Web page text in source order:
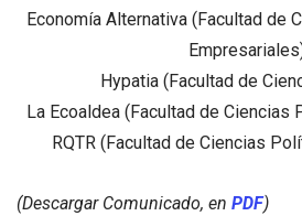
Economía Alternativa (Facultad de
Hypatia (Facultad de
La Ecoaldea (Facultad de
RQTR (Facultad de Ciencias
(Descargar Comunicado, en PDF)